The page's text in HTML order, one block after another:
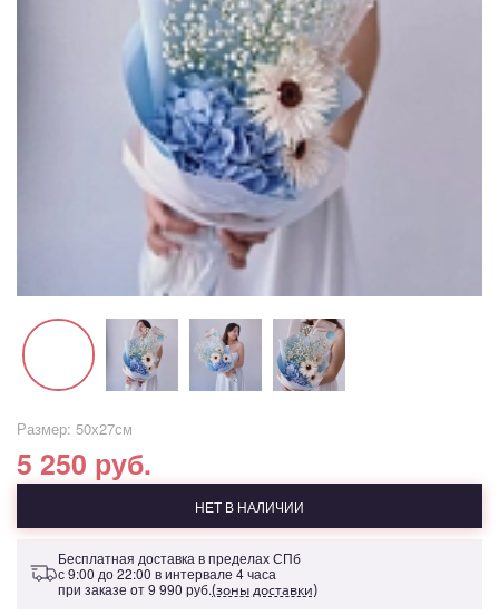
Размер: 50х27см
5 250 руб.
НЕТ В НАЛИЧИИ
Бесплатная доставка в пределах СПб
с 9:00 до 22:00 в интервале 4 часа
при заказе от9 990 руб.(зоны доставки)